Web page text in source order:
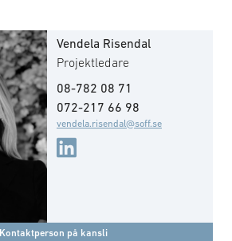
Vendela Risendal
Projektledare
08-782 08 71
072-217 66 98
vendela.risendal@soff.se
Kontaktperson på kansli